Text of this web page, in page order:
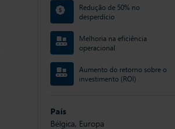
Redução de 50% no
desperdício
Melhoria na eficiência
operacional
Aumento do retorno sobre o
investimento (ROI)
País
Bélgica, Europa